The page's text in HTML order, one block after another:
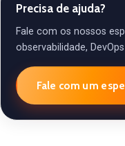
Precisa de ajuda?
Fale com os nossos
observabilidade,
Fale com um